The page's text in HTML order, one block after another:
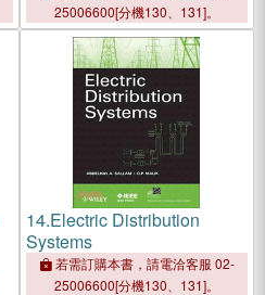
25006600[分機130、131]。
14.Electric Distribution
Systems
若需訂購本書，請電洽客服 02-
25006600[分機130、131]。